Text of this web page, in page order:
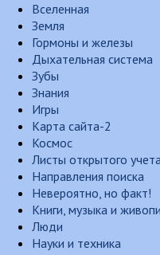
Вселенная
Земля
Гормоны и железы
Дыхательная система
Зубы
Знания
Игры
Карта сайта-2
Космос
Листы открытого
Направления поиска
Невероятно, но факт!
Книги, музыка и
Люди
Науки и техника